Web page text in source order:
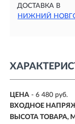
ДОСТАВКА В
НИЖНИЙ
ЦЕНА - 6 480 руб.
ВХОДНОЕ
ВЫСОТА ТОВАРА,